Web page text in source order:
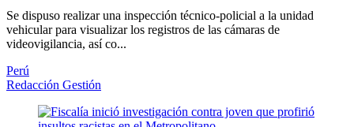
Se dispuso realizar una inspección técnico-policial a la unidad
vehicular para visualizar los registros de las cámaras de
videovigilancia, así co...
Perú
Redacción Gestión